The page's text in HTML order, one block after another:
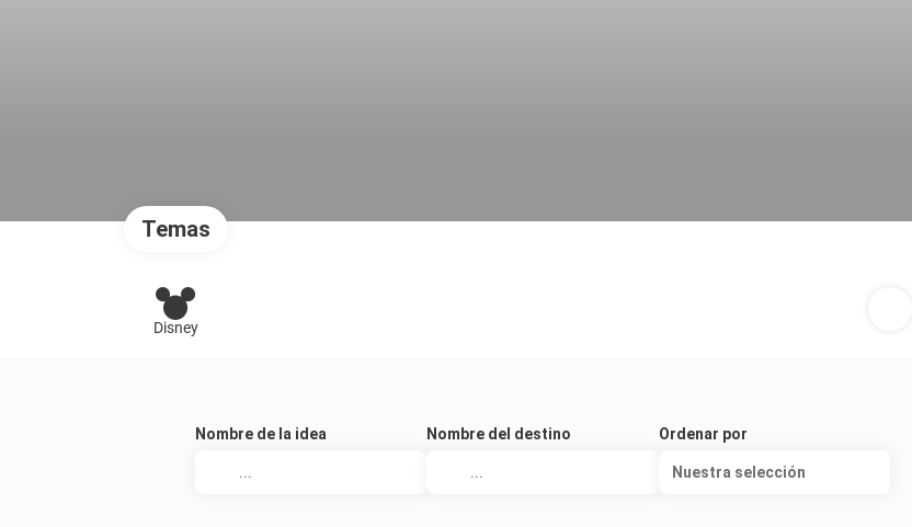
Temas
Disney
Nombre de la idea Nombre del destino Ordenar por
Nuestra selección